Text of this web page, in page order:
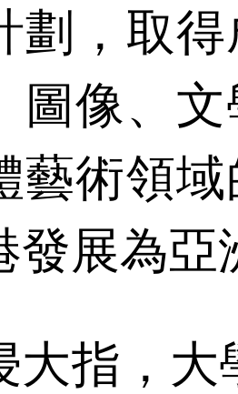
劃，取
圖像、
藝術領
發展為亞
，大